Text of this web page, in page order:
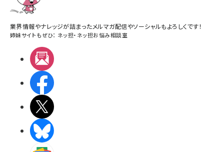
業界情報やナレッジが詰まったメルマガ配信やソーシャルもよろしくです！
姉妹サイトもぜひ： ネッ担・ ネッ担お悩み相談室